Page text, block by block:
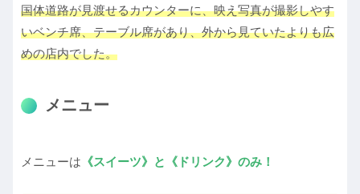
国体道路が見渡せるカウンターに、映え写真が撮影しやす
いベンチ席、テーブル席があり、外から見ていたよりも広
めの店内でした。
メニュー
メニューは 《スイーツ》と《ドリンク》のみ！